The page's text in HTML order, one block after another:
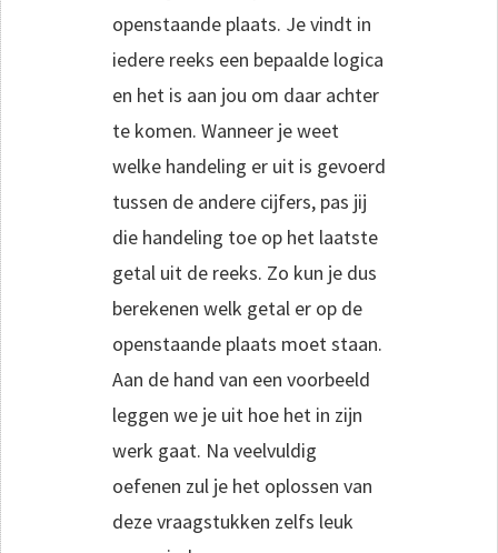
openstaande plaats. Je vindt in
iedere reeks een bepaalde logica
en het is aan jou om daar achter
te komen. Wanneer je weet
welke handeling er uit is gevoerd
tussen de andere cijfers, pas jij
die handeling toe op het laatste
getal uit de reeks. Zo kun je dus
berekenen welk getal er op de
openstaande plaats moet staan.
Aan de hand van een voorbeeld
leggen we je uit hoe het in zijn
werk gaat. Na veelvuldig
oefenen zul je het oplossen van
deze vraagstukken zelfs leuk